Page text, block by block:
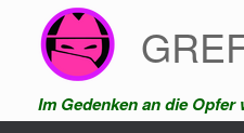
springen
Im Gedenken an die